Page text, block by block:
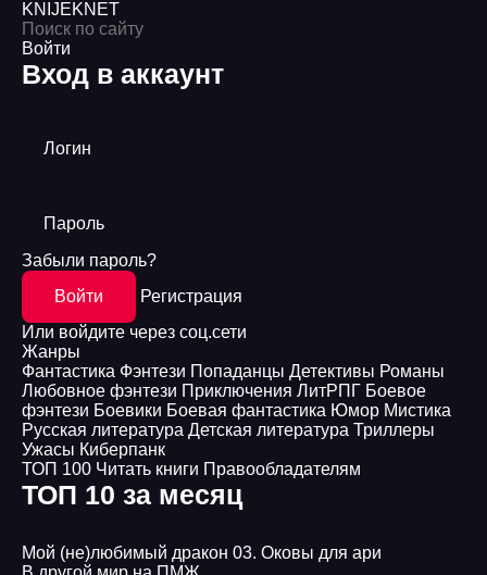
KNIJEKNET
Войти
Вход в аккаунт
Логин
Пароль
Забыли пароль?
Войти
Регистрация
Или войдите через соц.сети
Жанры
Фантастика Фэнтези Попаданцы Детективы Романы
Любовное фэнтези Приключения ЛитРПГ Боевое
фэнтези Боевики Боевая фантастика Юмор Мистика
Русская литература Детская литература Триллеры
Ужасы Киберпанк
ТОП 100 Читать книги Правообладателям
ТОП 10 за месяц
Мой (не)любимый дракон 03. Оковы для ари